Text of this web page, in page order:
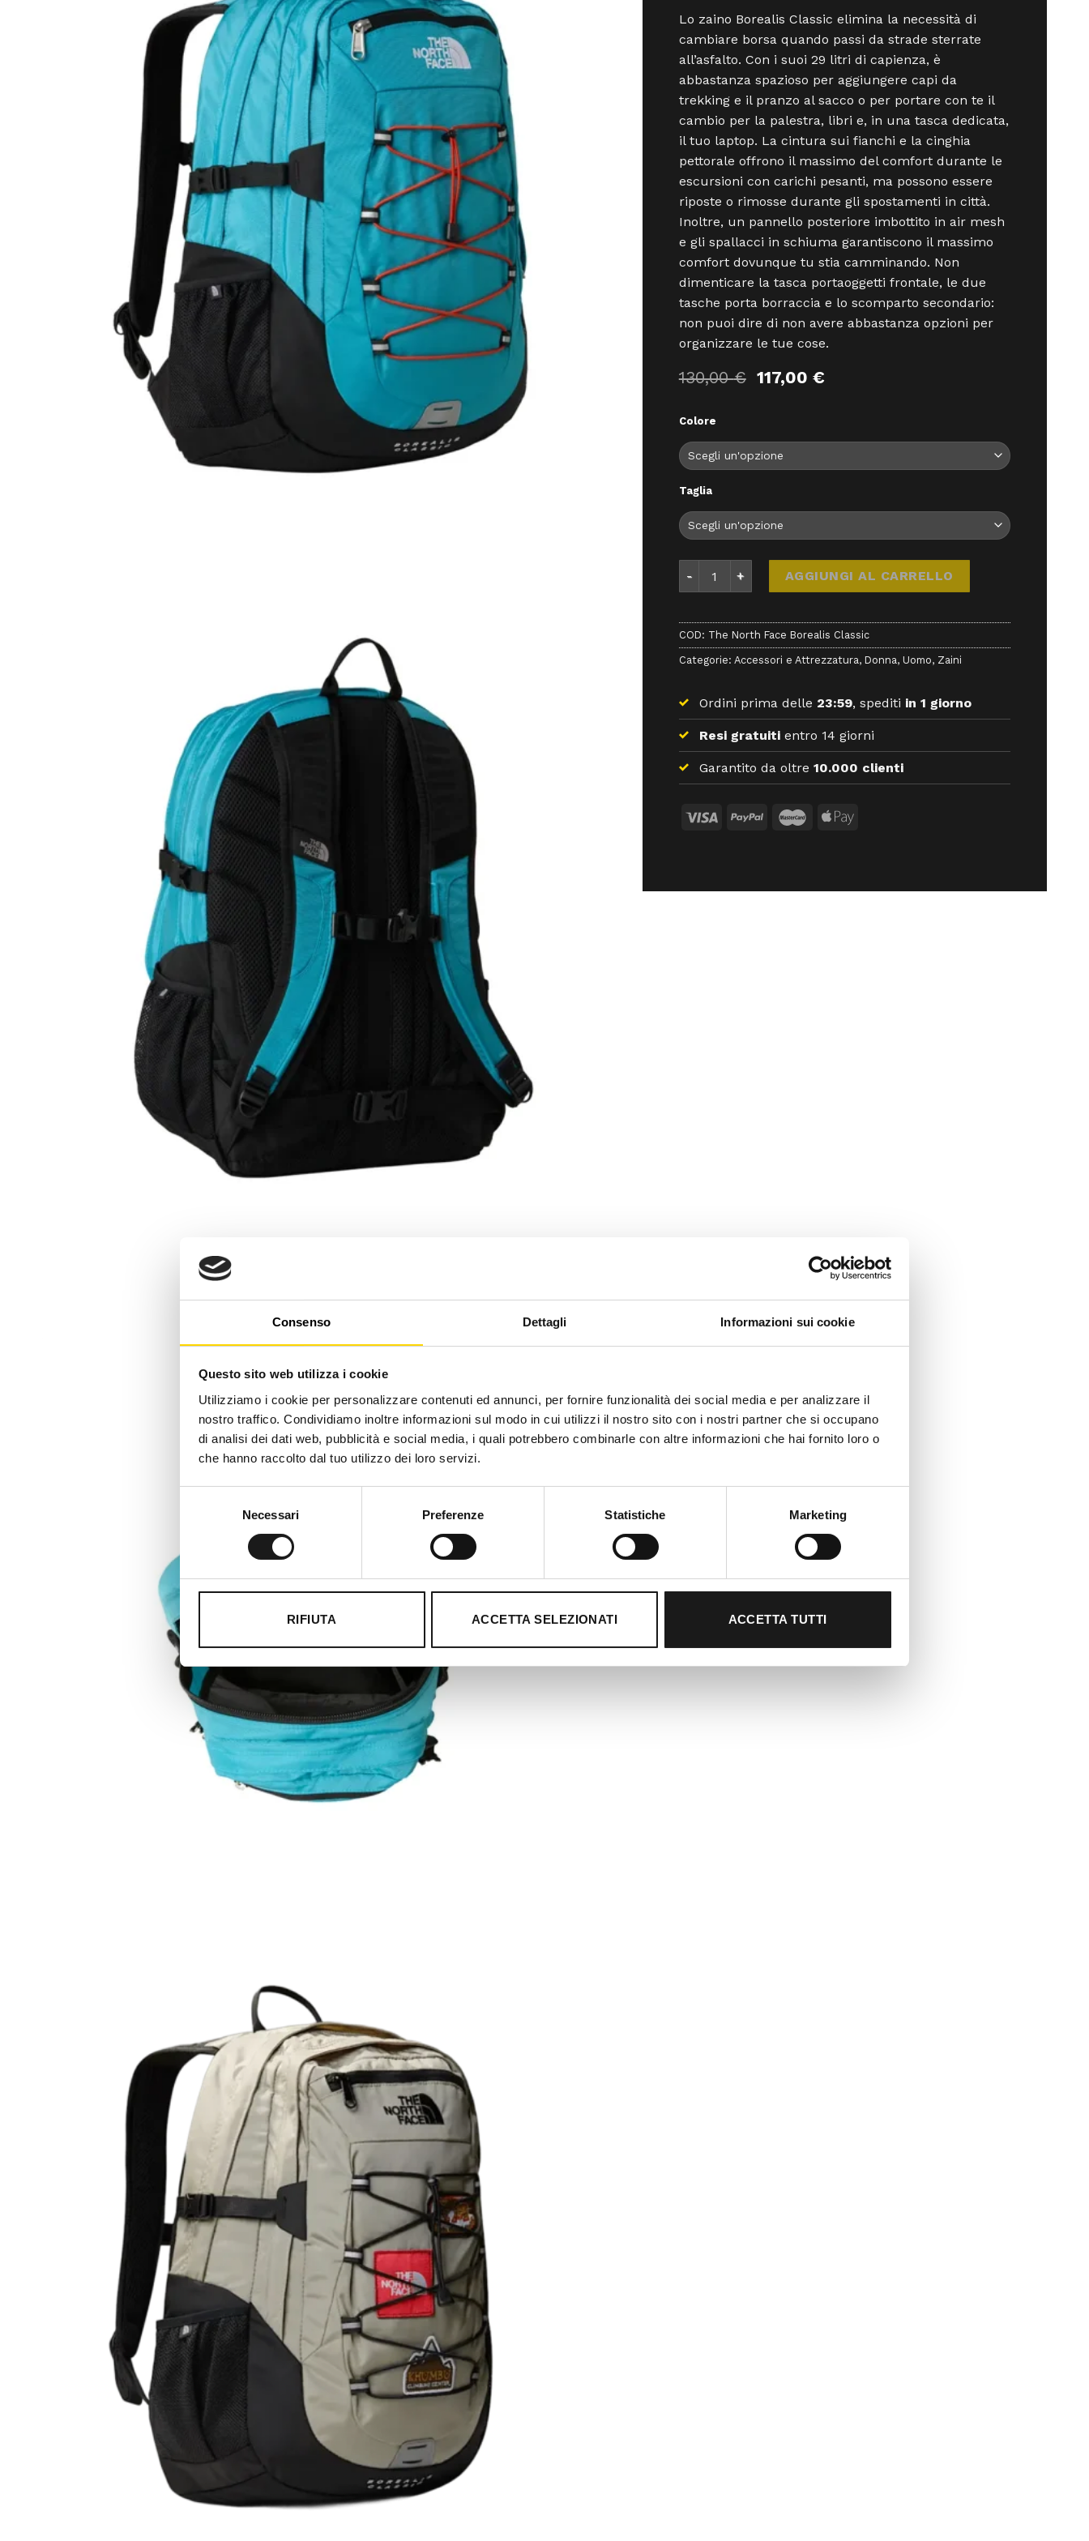
Consenso Dettagli Informazioni sui cookie
Questo sito web utilizza i cookie
Utilizziamo i cookie per personalizzare contenuti ed annunci, per fornire funzionalità dei social media e per analizzare il
nostro traffico. Condividiamo inoltre informazioni sul modo in cui utilizzi il nostro sito con i nostri partner che si occupano
di analisi dei dati web, pubblicità e social media, i quali potrebbero combinarle con altre informazioni che hai fornito loro o
che hanno raccolto dal tuo utilizzo dei loro servizi.
Necessari Preferenze Statistiche Marketing
RIFIUTA ACCETTA SELEZIONATI ACCETTA TUTTI
Lo zaino Borealis Classic elimina la necessità di
cambiare borsa quando passi da strade sterrate
all’asfalto. Con i suoi 29 litri di capienza, è
abbastanza spazioso per aggiungere capi da
trekking e il pranzo al sacco o per portare con te il
cambio per la palestra, libri e, in una tasca dedicata,
il tuo laptop. La cintura sui fianchi e la cinghia
pettorale offrono il massimo del comfort durante le
escursioni con carichi pesanti, ma possono essere
riposte o rimosse durante gli spostamenti in città.
Inoltre, un pannello posteriore imbottito in air mesh
e gli spallacci in schiuma garantiscono il massimo
comfort dovunque tu stia camminando. Non
dimenticare la tasca portaoggetti frontale, le due
tasche porta borraccia e lo scomparto secondario:
non puoi dire di non avere abbastanza opzioni per
organizzare le tue cose.
130,00€ Il
prezzo
130,00 €.
117,00 €Il
117,00 €.
Colore
Taglia
AGGIUNGI AL CARRELLO
COD: The North Face Borealis Classic
Categorie: Accessori e Attrezzatura, Donna, Uomo, Zaini
Ordini prima delle 23:59, spediti in 1 giorno
Resi gratuitientro 14 giorni
Garantito da oltre 10.000 clienti